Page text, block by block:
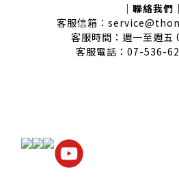
｜聯絡我們｜
客服信箱：
客服時間：週一至週
客服電話：07-536-